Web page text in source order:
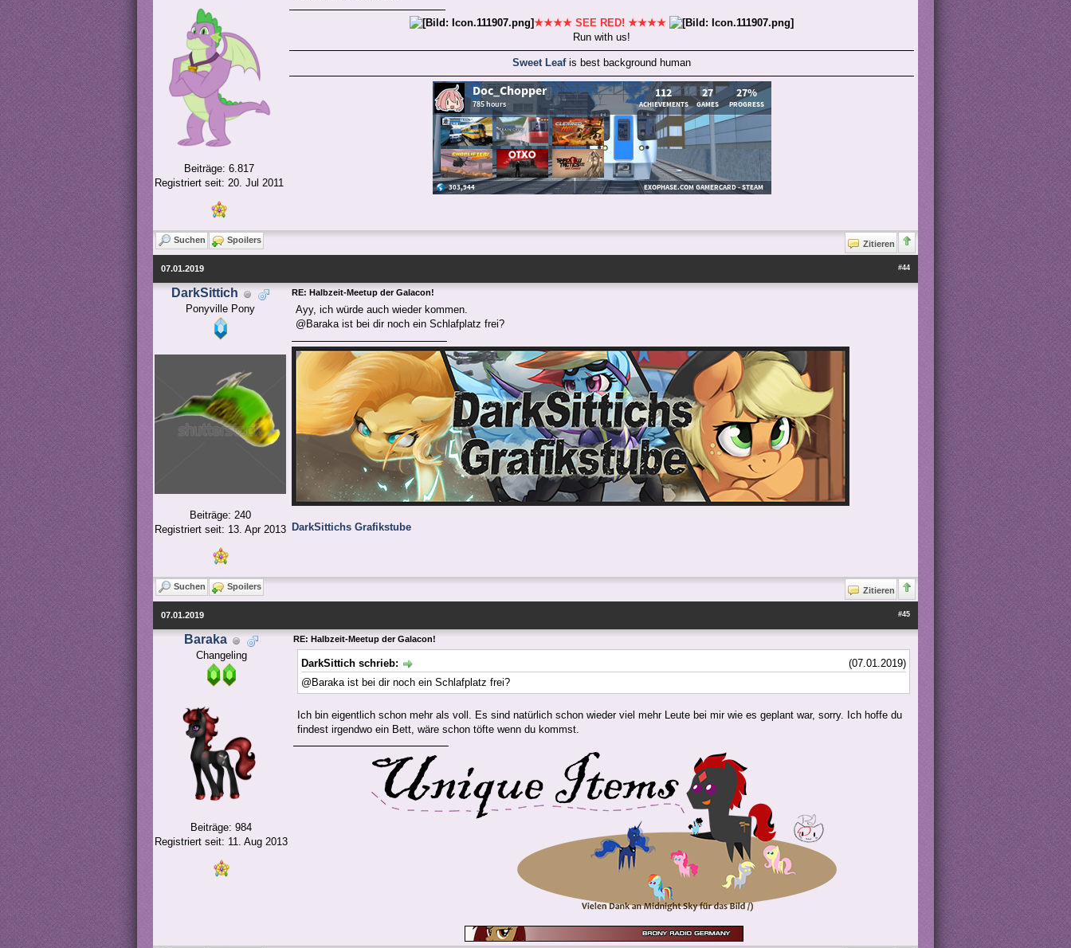
Beiträge: 6.817
Registriert seit: 20. Jul 2011
★★★★ SEE RED! ★★★★
Run with us!
Sweet Leafis best background human
Suchen Spoilers Zitieren
#44
07.01.2019
DarkSittich
Ponyville Pony
Beiträge: 240
Registriert seit: 13. Apr 2013
RE: Halbzeit-Meetup der Galacon!
Ayy, ich würde auch wieder kommen.
@Baraka ist bei dir noch ein Schlafplatz frei?
DarkSittichs Grafikstube
Suchen Spoilers Zitieren
#45
07.01.2019
Baraka
Changeling
Beiträge: 984
Registriert seit: 11. Aug 2013
RE: Halbzeit-Meetup der Galacon!
(07.01.2019)
DarkSittich schrieb:
@Baraka ist bei dir noch ein Schlafplatz frei?
Ich bin eigentlich schon mehr als voll. Es sind natürlich schon wieder viel mehr Leute bei mir wie es geplant war, sorry. Ich hoffe du
findest irgendwo ein Bett, wäre schon töfte wenn du kommst.